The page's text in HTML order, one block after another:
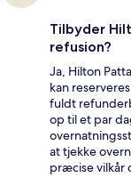
Tilbyder
refusion?
Ja, Hilton
kan
fuldt
op til et par
at tjekke
præcise vilkår